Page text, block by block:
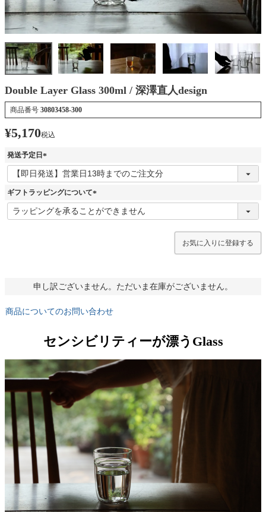
Double Layer Glass 300ml / 深澤直人design
商品番号 30803458-300
¥5,170税込
発送予定日
(
必
須
ギフトラッピングについて
(
必
お気に入りに登録する
申し訳ございません。ただいま在庫がございません。
商品についてのお問い合わせ
センシビリティーが漂うGlass